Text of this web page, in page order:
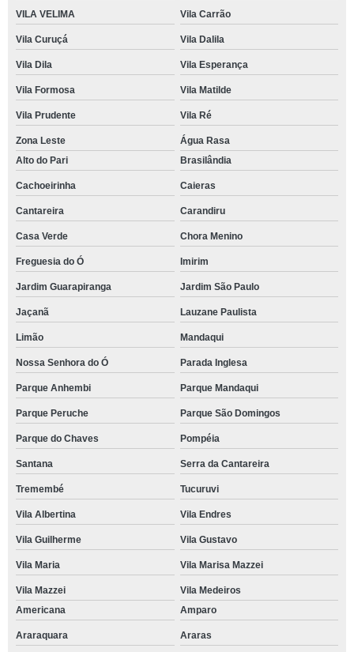
VILA VELIMA Vila Carrão
Vila Curuçá Vila Dalila
Vila Dila Vila Esperança
Vila Formosa Vila Matilde
Vila Prudente Vila Ré
Zona Leste
Água Rasa
Alto do Pari
Brasilândia
Cachoeirinha Caieras
Cantareira Carandiru
Casa Verde Chora Menino
Freguesia do Ó Imirim
Jardim Guarapiranga Jardim São Paulo
Jaçanã Lauzane Paulista
Limão Mandaqui
Nossa Senhora do Ó Parada Inglesa
Parque Anhembi Parque Mandaqui
Parque Peruche Parque São Domingos
Parque do Chaves Pompéia
Santana Serra da Cantareira
Tremembé Tucuruvi
Vila Albertina Vila Endres
Vila Guilherme Vila Gustavo
Vila Maria Vila Marisa Mazzei
Vila Mazzei
Vila Medeiros
Americana
Amparo
Araraquara Araras